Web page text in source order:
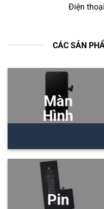
Điện
CÁC SẢN
Màn
Hình
Pin